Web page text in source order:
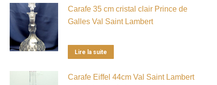
Carafe 35 cm cristal clair Prince de
Galles Val Saint Lambert
Lire la suite
Carafe Eiffel 44cm Val Saint Lambert